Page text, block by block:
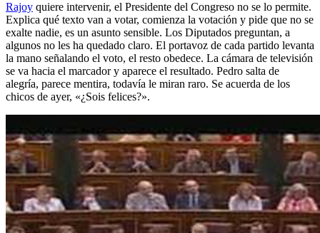
Rajoy quiere intervenir, el Presidente del Congreso no se lo permite.
Explica qué texto van a votar, comienza la votación y pide que no se
exalte nadie, es un asunto sensible. Los Diputados preguntan, a
algunos no les ha quedado claro. El portavoz de cada partido levanta
la mano señalando el voto, el resto obedece. La cámara de televisión
se va hacia el marcador y aparece el resultado. Pedro salta de
alegría, parece mentira, todavía le miran raro. Se acuerda de los
chicos de ayer, «¿Sois felices?».